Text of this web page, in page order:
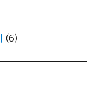
(6)